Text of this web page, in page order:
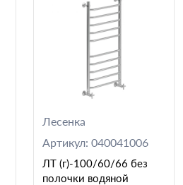
Лесенка
Артикул: 040041006
ЛТ (г)-100/60/66 без
полочки водяной